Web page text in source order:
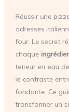
Réussir une
adresses
four. Le secret
chaque
teneur en eau
le contraste
fondante. Ce
transformer un